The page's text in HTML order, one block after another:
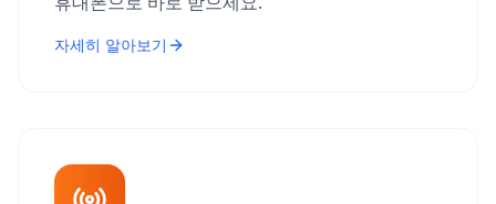
자세히 알아보기